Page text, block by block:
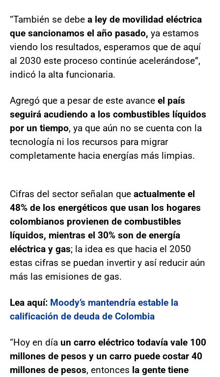
“También se debe a ley de movilidad eléctrica
que sancionamos el año pasado, ya estamos
viendo los resultados, esperamos que de aquí
al 2030 este proceso continúe acelerándose”,
indicó la alta funcionaria.
Agregó que a pesar de este avance el país
seguirá acudiendo a los combustibles líquidos
por un tiempo, ya que aún no se cuenta con la
tecnología ni los recursos para migrar
completamente hacia energías más limpias.
Cifras del sector señalan que actualmente el
48% de los energéticos que usan los hogares
colombianos provienen de combustibles
líquidos, mientras el 30% son de energía
eléctrica y gas; la idea es que hacia el 2050
estas cifras se puedan invertir y así reducir aún
más las emisiones de gas.
Lea aquí: Moody’s mantendría estable la
calificación de deuda de Colombia
“Hoy en día un carro eléctrico todavía vale 100
millones de pesos y un carro puede costar 40
millones de pesos, entonces la gente tiene